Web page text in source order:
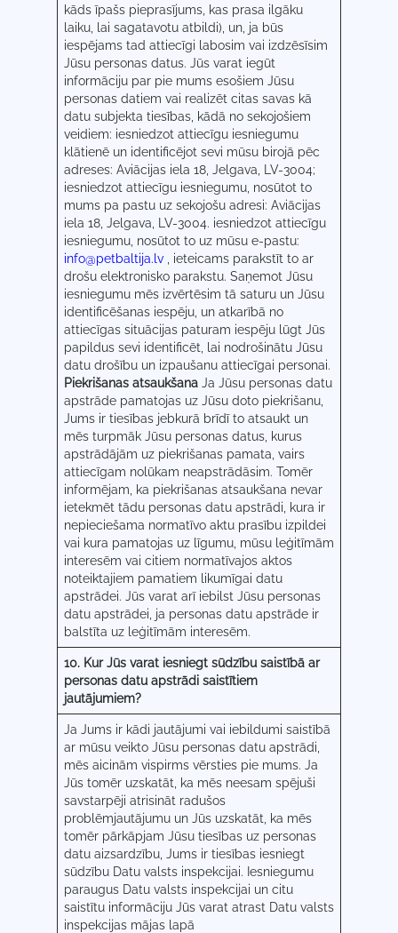
kāds īpašs pieprasījums, kas prasa ilgāku
laiku, lai sagatavotu atbildi), un, ja būs
iespējams tad attiecīgi labosim vai izdzēsīsim
Jūsu personas datus. Jūs varat iegūt
informāciju par pie mums esošiem Jūsu
personas datiem vai realizēt citas savas kā
datu subjekta tiesības, kādā no sekojošiem
veidiem: iesniedzot attiecīgu iesniegumu
klātienē un identificējot sevi mūsu birojā pēc
adreses: Aviācijas iela 18, Jelgava, LV-3004;
iesniedzot attiecīgu iesniegumu, nosūtot to
mums pa pastu uz sekojošu adresi: Aviācijas
iela 18, Jelgava, LV-3004. iesniedzot attiecīgu
iesniegumu, nosūtot to uz mūsu e-pastu:
info@petbaltija.lv , ieteicams parakstīt to ar
drošu elektronisko parakstu. Saņemot Jūsu
iesniegumu mēs izvērtēsim tā saturu un Jūsu
identificēšanas iespēju, un atkarībā no
attiecīgas situācijas paturam iespēju lūgt Jūs
papildus sevi identificēt, lai nodrošinātu Jūsu
datu drošību un izpaušanu attiecīgai personai.
Piekrišanas atsaukšana Ja Jūsu personas datu
apstrāde pamatojas uz Jūsu doto piekrišanu,
Jums ir tiesības jebkurā brīdī to atsaukt un
mēs turpmāk Jūsu personas datus, kurus
apstrādājām uz piekrišanas pamata, vairs
attiecīgam nolūkam neapstrādāsim. Tomēr
informējam, ka piekrišanas atsaukšana nevar
ietekmēt tādu personas datu apstrādi, kura ir
nepieciešama normatīvo aktu prasību izpildei
vai kura pamatojas uz līgumu, mūsu leģitīmām
interesēm vai citiem normatīvajos aktos
noteiktajiem pamatiem likumīgai datu
apstrādei. Jūs varat arī iebilst Jūsu personas
datu apstrādei, ja personas datu apstrāde ir
balstīta uz leģitīmām interesēm.
10. Kur Jūs varat iesniegt sūdzību saistībā ar
personas datu apstrādi saistītiem
jautājumiem?
Ja Jums ir kādi jautājumi vai iebildumi saistībā
ar mūsu veikto Jūsu personas datu apstrādi,
mēs aicinām vispirms vērsties pie mums. Ja
Jūs tomēr uzskatāt, ka mēs neesam spējuši
savstarpēji atrisināt radušos
problēmjautājumu un Jūs uzskatāt, ka mēs
tomēr pārkāpjam Jūsu tiesības uz personas
datu aizsardzību, Jums ir tiesības iesniegt
sūdzību Datu valsts inspekcijai. Iesniegumu
paraugus Datu valsts inspekcijai un citu
saistītu informāciju Jūs varat atrast Datu valsts
inspekcijas mājas lapā